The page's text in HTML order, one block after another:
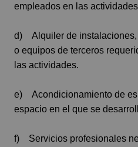
empleados en las
d) Alquiler de instalaciones,
o equipos de terceros
las actividades.
e) Acondicionamiento de
espacio en el que se
f) Servicios profesionales